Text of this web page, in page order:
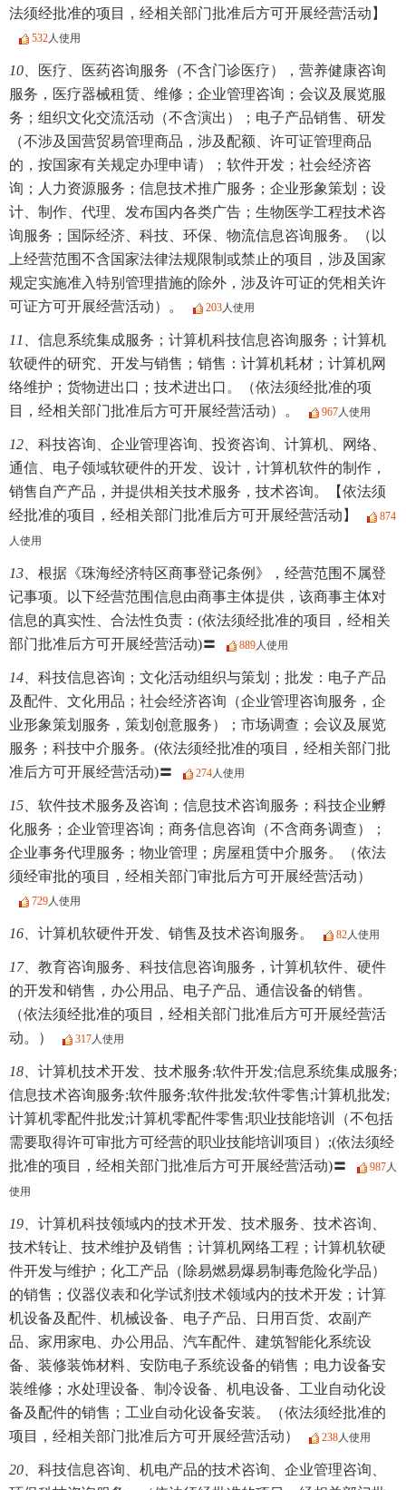
法须经批准的项目，经相关部门批准后方可开展经营活动】
532人使用
10、
医疗、医药咨询服务（不含门诊医疗），营养健康咨询
服务，医疗器械租赁、维修；企业管理咨询；会议及展览服
务；组织文化交流活动（不含演出）；电子产品销售、研发
（不涉及国营贸易管理商品，涉及配额、许可证管理商品
的，按国家有关规定办理申请）；软件开发；社会经济咨
询；人力资源服务；信息技术推广服务；企业形象策划；设
计、制作、代理、发布国内各类广告；生物医学工程技术咨
询服务；国际经济、科技、环保、物流信息咨询服务。（以
上经营范围不含国家法律法规限制或禁止的项目，涉及国家
规定实施准入特别管理措施的除外，涉及许可证的凭相关许
可证方可开展经营活动）。
203人使用
11、 信息系统集成服务；计算机科技信息咨询服务；计算机
软硬件的研究、开发与销售；销售：计算机耗材；计算机网
络维护；货物进出口；技术进出口。（依法须经批准的项
目，经相关部门批准后方可开展经营活动）。
967人使用
12、 科技咨询、企业管理咨询、投资咨询、计算机、网络、
通信、电子领域软硬件的开发、设计，计算机软件的制作，
销售自产产品，并提供相关技术服务，技术咨询。【依法须
经批准的项目，经相关部门批准后方可开展经营活动】
874
人使用
13、 根据《珠海经济特区商事登记条例》，经营范围不属登
记事项。以下经营范围信息由商事主体提供，该商事主体对
信息的真实性、合法性负责：(依法须经批准的项目，经相关
部门批准后方可开展经营活动)〓
889人使用
14、 科技信息咨询；文化活动组织与策划；批发：电子产品
及配件、文化用品；社会经济咨询（企业管理咨询服务，企
业形象策划服务，策划创意服务）；市场调查；会议及展览
服务；科技中介服务。(依法须经批准的项目，经相关部门批
准后方可开展经营活动)〓
274人使用
15、 软件技术服务及咨询；信息技术咨询服务；科技企业孵
化服务；企业管理咨询；商务信息咨询（不含商务调查）；
企业事务代理服务；物业管理；房屋租赁中介服务。（依法
须经审批的项目，经相关部门审批后方可开展经营活动）
729人使用
16、 计算机软硬件开发、销售及技术咨询服务。 82人使用
17、 教育咨询服务、科技信息咨询服务，计算机软件、硬件
的开发和销售，办公用品、电子产品、通信设备的销售。
（依法须经批准的项目，经相关部门批准后方可开展经营活
动。）
317人使用
18、 计算机技术开发、技术服务;软件开发;信息系统集成服务;
信息技术咨询服务;软件服务;软件批发;软件零售;计算机批发;
计算机零配件批发;计算机零配件零售;职业技能培训（不包括
需要取得许可审批方可经营的职业技能培训项目）;(依法须经
批准的项目，经相关部门批准后方可开展经营活动)〓
987人
使用
19、 计算机科技领域内的技术开发、技术服务、技术咨询、
技术转让、技术维护及销售；计算机网络工程；计算机软硬
件开发与维护；化工产品（除易燃易爆易制毒危险化学品）
的销售；仪器仪表和化学试剂技术领域内的技术开发；计算
机设备及配件、机械设备、电子产品、日用百货、农副产
品、家用家电、办公用品、汽车配件、建筑智能化系统设
备、装修装饰材料、安防电子系统设备的销售；电力设备安
装维修；水处理设备、制冷设备、机电设备、工业自动化设
备及配件的销售；工业自动化设备安装。（依法须经批准的
项目，经相关部门批准后方可开展经营活动）
238人使用
20、 科技信息咨询、机电产品的技术咨询、企业管理咨询、